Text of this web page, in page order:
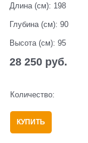
Длина (см): 198
Глубина (см): 90
Высота (см): 95
28 250 руб.
Количество:
КУПИТЬ